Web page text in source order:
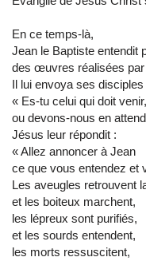
En ce temps-là,
Jean le Baptiste entendit
des œuvres réalisées par
Il lui envoya ses
« Es-tu celui qui doit venir,
ou devons-nous en
Jésus leur répondit :
« Allez annoncer à Jean
ce que vous entendez et
Les aveugles retrouvent
et les boiteux marchent,
les lépreux sont purifiés,
et les sourds entendent,
les morts ressuscitent,